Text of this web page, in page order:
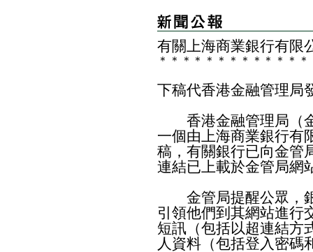
有關上海商業銀行有限
＊ ＊ ＊ ＊ ＊ ＊ ＊ ＊ ＊ ＊ ＊ ＊ ＊
下稿代香港金融管理局
香港金融管理局（金
一個由上海商業銀行有
稿，有關銀行已向金管
連結已上載於金管局網
金管局提醒公眾，銀
引領他們到其網站進行
短訊（包括以超連結方
人資料（包括登入密碼